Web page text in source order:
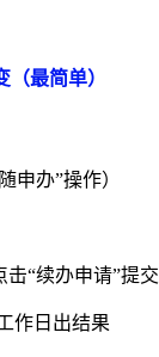
最简单）
申办”操作）
“续办申请”提交
作日出结果